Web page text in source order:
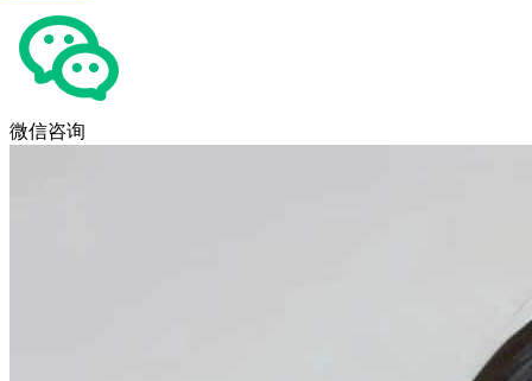
微信咨询